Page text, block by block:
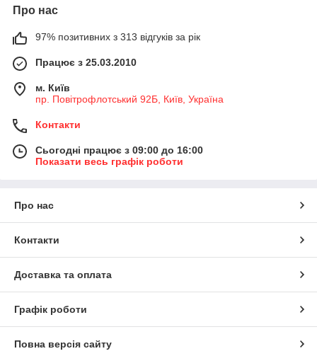
Про нас
97% позитивних з 313 відгуків за рік
Працює з 25.03.2010
м. Київ
пр. Повітрофлотський 92Б, Київ, Україна
Контакти
Сьогодні працює з 09:00 до 16:00
Показати весь графік роботи
Про нас
Контакти
Доставка та оплата
Графік роботи
Повна версія сайту